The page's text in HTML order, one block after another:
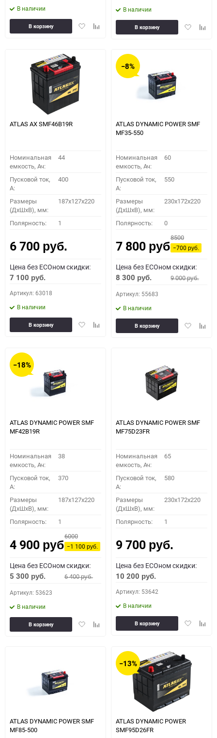
В наличии
ДобавитьДобавить
В корзину
В наличии
Добавить
В корзину
ATLAS AX SMF46B19R
Номинальная
емкость, Ач:
44
Пусковой ток,
A:
400
Размеры
(ДхШхВ), мм:
187x127x220
Полярность: 1
6 700 руб.
Цена без ECOном скидки:
7 100 руб.
Артикул: 63018
В наличии
ДобавитьДобавить
В корзину
−8%
ATLAS DYNAMIC POWER SMF
MF35-550
Номинальная
емкость, Ач:
60
Пусковой ток,
A:
550
Размеры
(ДхШхВ), мм:
230x172x220
Полярность: 0
7 800 руб.
8500
−700руб.
Цена без ECOном скидки:
8 300 руб. 9 000руб.
Артикул: 55683
В наличии
Добавить
В корзину
−18%
ATLAS DYNAMIC POWER SMF
MF42B19R
Номинальная
емкость, Ач:
38
Пусковой ток,
A:
370
Размеры
(ДхШхВ), мм:
187x127x220
Полярность: 1
4 900 руб.
6000
−1 100руб.
Цена без ECOном скидки:
5 300 руб. 6 400руб.
Артикул: 53623
В наличии
ДобавитьДобавить
В корзину
ATLAS DYNAMIC POWER SMF
MF75D23FR
Номинальная
емкость, Ач:
65
Пусковой ток,
A:
580
Размеры
(ДхШхВ), мм:
230x172x220
Полярность: 1
9 700 руб.
Цена без ECOном скидки:
10 200 руб.
Артикул: 53642
В наличии
Добавить
В корзину
ATLAS DYNAMIC POWER SMF
MF85-500
−13%
ATLAS DYNAMIC POWER
SMF95D26FR